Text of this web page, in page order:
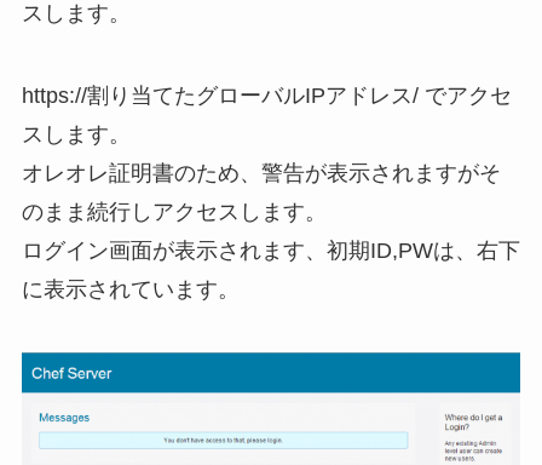
スします。
https://割り当てたグローバルIPアドレス/ でアクセ
スします。
オレオレ証明書のため、警告が表示されますがそ
のまま続行しアクセスします。
ログイン画面が表示されます、初期ID,PWは、右下
に表示されています。